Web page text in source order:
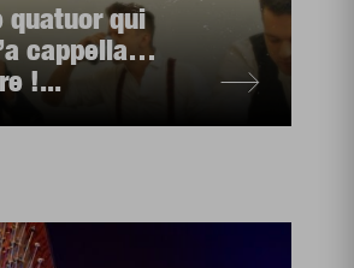
quatuor qui
cappella…
!...